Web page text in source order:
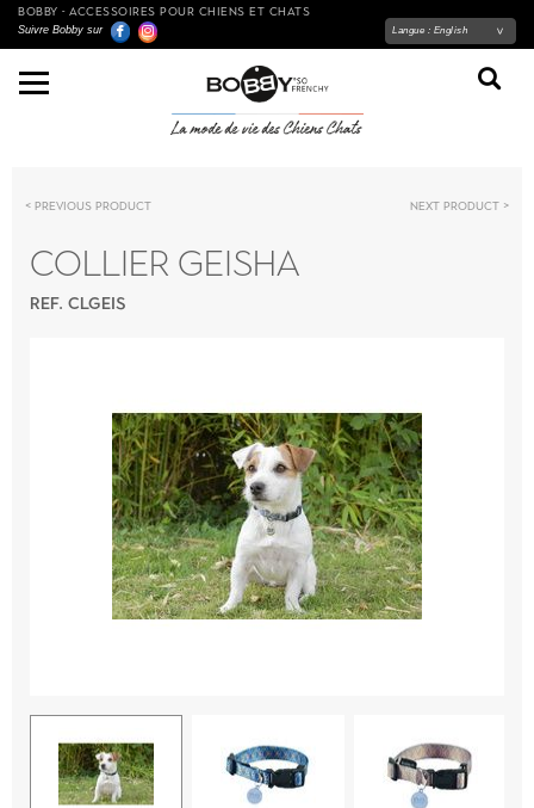
BOBBY - ACCESSOIRES POUR CHIENS ET CHATS
Suivre Bobby sur Langue : English
Previous product Next product
COLLIER GEISHA
REF. CLGEIS